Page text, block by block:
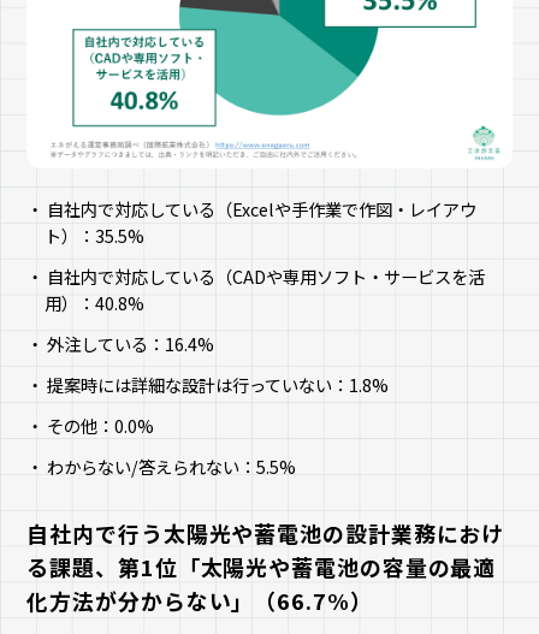
自社内で対応している（Excelや手作業で作図・レイアウ
ト）：35.5%
自社内で対応している（CADや専用ソフト・サービスを活
用）：40.8%
外注している：16.4%
提案時には詳細な設計は行っていない：1.8%
その他：0.0%
わからない/答えられない：5.5%
自社内で行う太陽光や蓄電池の設計業務におけ
る課題、第1位「太陽光や蓄電池の容量の最適
化方法が分からない」（66.7%）